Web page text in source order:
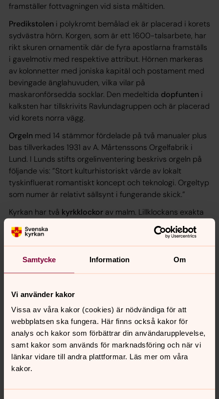
Samtycke Information Om
Vi använder kakor
Vissa av våra kakor (cookies) är nödvändiga för att
webbplatsen ska fungera. Här finns också kakor för
analys och kakor som förbättrar din användarupplevelse,
samt kakor som används för marknadsföring och när vi
länkar vidare till andra plattformar. Läs mer om våra
kakor.
framställer fottvagningen vid sista måltiden.
Predikstolen i polykromt bemålad ek är placerad i korets
sydvästra hörn. Korgen, som är ett 1600-talsarbete, har
rikt skuren ornamentik där de fyra apostlarna framställs
i gavelmotiv med respektive attribut. Hörnen markeras
av kolonnetter med joniska kapitäl och postament med
bevingade änglahuvuden, vilka vilar på
maskaronförsedda socklar. Den medeltida dopfunten i
kalksten har tillskrivits Ravlundagruppen och är placerad
vid korets norra vägg.
Orgeln med 14 stämmor fördelade på två manualer plus
bas tillverkades 1931 av A. Mårtenssons Orgelfabrik i
Lund. I Lunds stifts orgelinventering beskrivs orgeln på
följande vis: ”Stort kulturhistoriskt värde av lokalt
tyskinfluerat romantiskt koncept och teknologi. Orgeltyp
som numer är relativt sällsynt i fungerande skick.”
Kyrkan har två kyrkklockor av malm. Lillklockans exakta
ålder är okänd men den har omgjutits vid två tillfällen,
1753 av Andreas Wetterholtz i Malmö samt 1905 vid
M&O Ohlssons klockgjuteris filial i Lübeck.
Bland kyrkans övriga
inventarier av kulturhistoriskt
intressebör nämnas en den gamla kyrkkassan från 1735
en järnbeslagen fattigstock från 1700-talet placerad vid
ingången till kyrkorummet.
Texten är hämtad från ”Kulturhistorisk karaktäristik och
bedömning” av Henrik Nilsson (2019-11-15) på uppdrag
av Lunds stift.Du kan ladda ner hela kompendiet här.